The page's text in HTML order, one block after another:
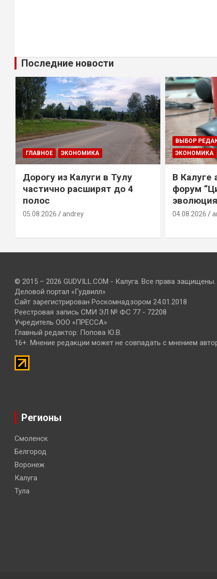
Последние новости
ГЛАВНОЕ ЭКОНОМИКА
Дорогу из Калуги в Тулу
частично расширят до 4
полос
05.08.2026 andrey
ВЫБОР
ЭКОНОМИКА
В Калуге
форум
04.08.2026
© 2015 – 2026 GUDVILL.COM - Калуга. Все права защищены.
Деловой портал «Гудвилл»
Сайт зарегистрирован Роскомнадзором 24.01.2018
Реестровая запись СМИ ЭЛ № ФС 77 - 72208
Учредитель ООО «ПРЕССА»
Главный редактор: Попова Ю.В.
16+. Мнение редакции может не совпадать с мнением
Регионы
Смоленск
Белгород
Воронеж
Калуга
Тула